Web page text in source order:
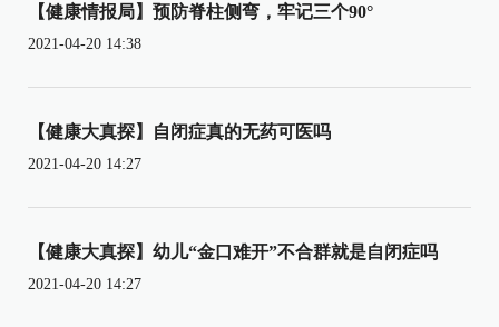
【健康情报局】预防脊柱侧弯，牢记三个90°
2021-04-20 14:38
【健康大真探】自闭症真的无药可医吗
2021-04-20 14:27
【健康大真探】幼儿“金口难开”不合群就是自闭症吗
2021-04-20 14:27